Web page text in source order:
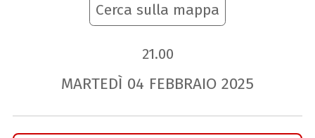
Cerca sulla mappa
21.00
MARTEDÌ 04 FEBBRAIO 2025